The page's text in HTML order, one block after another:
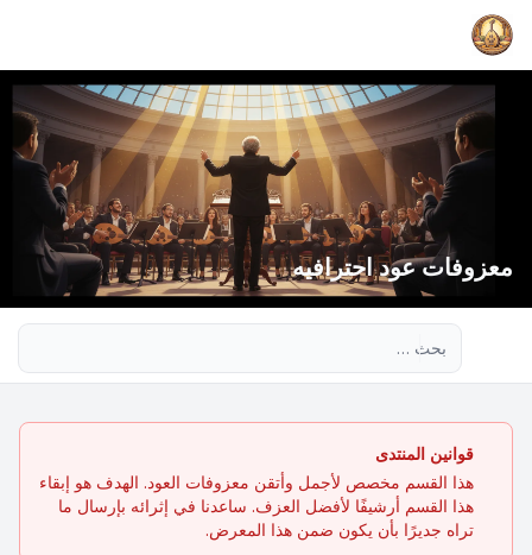
معزوفات عود احترافيه
قوانين المنتدى
هذا القسم مخصص لأجمل وأتقن معزوفات العود. الهدف هو إبقاء
هذا القسم أرشيفًا لأفضل العزف. ساعدنا في إثرائه بإرسال ما
تراه جديرًا بأن يكون ضمن هذا المعرض.